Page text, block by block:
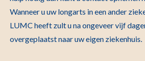
Wanneer u uw longarts in een ander
LUMC heeft zult u na ongeveer vijf
overgeplaatst naar uw eigen ziekenhuis.